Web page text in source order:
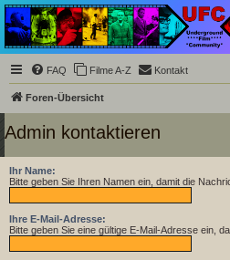
Underground Film
Community
Die Underground Film Community ist ein
für Cineasten und Filmsüchtige jenseits des
FAQ Filme A-Z Kontakt
Foren-Übersicht
Admin kontaktieren
Ihr Name:
Bitte geben Sie Ihren Namen ein, damit die
Ihre E-Mail-Adresse:
Bitte geben Sie eine gültige E-Mail-Adresse ein,